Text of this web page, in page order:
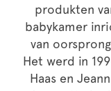
produkten
babykamer
van
Het werd in
Haas en